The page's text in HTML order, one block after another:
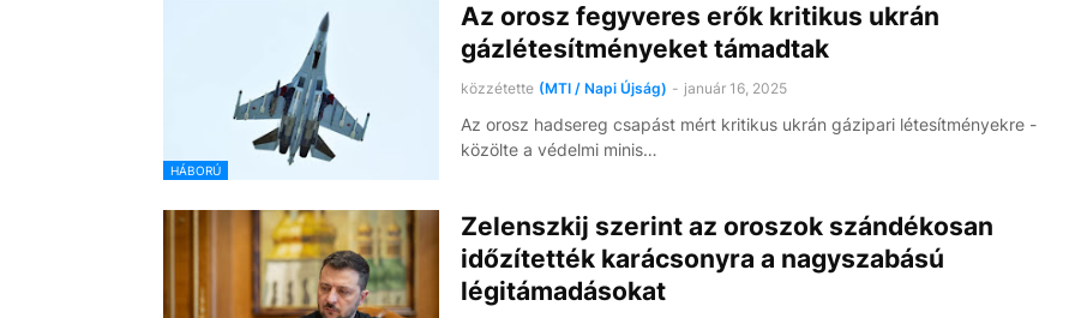
HÁBORÚ
Az orosz fegyveres erők kritikus ukrán
gázlétesítményeket támadtak
közzétette (MTI / Napi Újság) - január 16, 2025
Az orosz hadsereg csapást mért kritikus ukrán gázipari létesítményekre -
közölte a védelmi minis…
Zelenszkij szerint az oroszok szándékosan
időzítették karácsonyra a nagyszabású
légitámadásokat